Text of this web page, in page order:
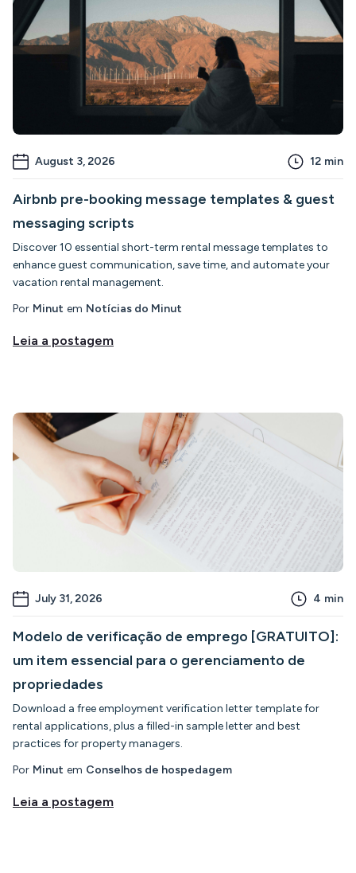
August 3, 2026 12 min
Airbnb pre-booking message templates & guest
messaging scripts
Discover 10 essential short-term rental message templates to
enhance guest communication, save time, and automate your
vacation rental management.
Por Minut em Notícias do Minut
Leia a postagem
July 31, 2026 4 min
Modelo de verificação de emprego [GRATUITO]:
um item essencial para o gerenciamento de
propriedades
Download a free employment verification letter template for
rental applications, plus a filled-in sample letter and best
practices for property managers.
Por Minut em Conselhos de hospedagem
Leia a postagem